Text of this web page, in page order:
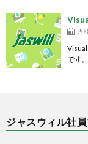
です
ジャスウィル社